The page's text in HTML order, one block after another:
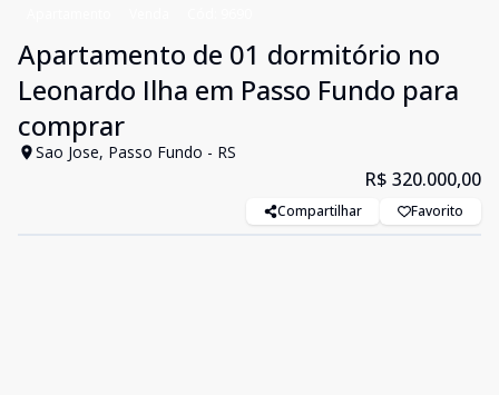
Apartamento de 01 dormitório no
Leonardo Ilha em Passo Fundo para
comprar
Sao Jose, Passo Fundo - RS
R$ 320.000,00
Compartilhar Favorito